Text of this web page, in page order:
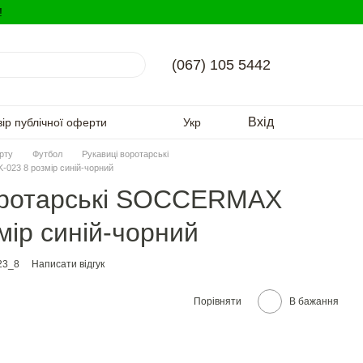
(067) 105 5442
публічної оферти
Укр Вхід
Футбол
Рукавиці воротарські
023 8 розмір синій-чорний
SOCCERMAX
синій-чорний
Написати відгук
Порівняти В бажання